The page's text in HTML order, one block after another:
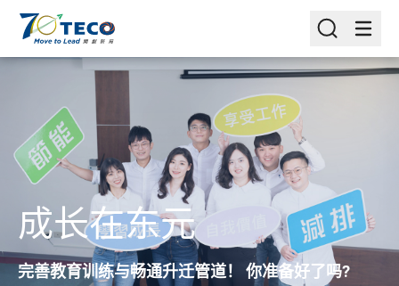
成长在东元
完善教育训练与畅通升迁管道！ 你准备好了吗?